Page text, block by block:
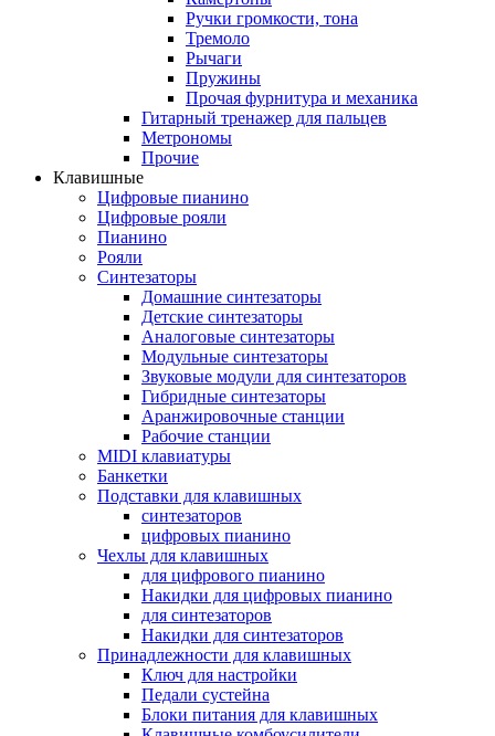
Ручки громкости, тона
Тремоло
Рычаги
Пружины
Прочая фурнитура и механика
Гитарный тренажер для пальцев
Метрономы
Прочие
Клавишные
Цифровые пианино
Цифровые рояли
Пианино
Рояли
Синтезаторы
Домашние синтезаторы
Детские синтезаторы
Аналоговые синтезаторы
Модульные синтезаторы
Звуковые модули для синтезаторов
Гибридные синтезаторы
Аранжировочные станции
Рабочие станции
MIDI клавиатуры
Банкетки
Подставки для клавишных
синтезаторов
цифровых пианино
Чехлы для клавишных
для цифрового пианино
Накидки для цифровых пианино
для синтезаторов
Накидки для синтезаторов
Принадлежности для клавишных
Ключ для настройки
Педали сустейна
Блоки питания для клавишных